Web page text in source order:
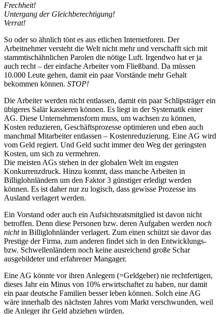
Frechheit!
Untergang der Gleichberechtigung!
Verrat!
So oder so ähnlich tönt es aus etlichen Internetforen. Der
Arbeitnehmer versteht die Welt nicht mehr und verschafft sich mit
stammtischähnlichen Parolen die nötige Luft. Irgendwo hat er ja
auch recht – der einfache Arbeiter vom Fließband. Da müssen
10.000 Leute gehen, damit ein paar Vorstände mehr Gehalt
bekommen können. STOP!
Die Arbeiter werden nicht entlassen, damit ein paar Schlipsträger ein
übigeres Salär kassieren können. Es liegt in der Systematik einer
AG. Diese Unternehmensform muss, um wachsen zu können,
Kosten reduzieren, Geschäftsprozesse optimieren und eben auch
manchmal Mitarbeiter entlassen – Kostenreduzierung. Eine AG wird
vom Geld regiert. Und Geld sucht immer den Weg der geringsten
Kosten, um sich zu vermehren.
Die meisten AGs stehen in der globalen Welt im engsten
Konkurrenzdruck. Hinzu kommt, dass manche Arbeiten in
Billiglohnländern um den Faktor 3 günstiger erledigt werden
können. Es ist daher nur zu logisch, dass gewisse Prozesse ins
Ausland verlagert werden.
Ein Vorstand oder auch ein Aufsichtsratsmitglied ist davon nicht
betroffen. Denn diese Personen bzw. deren Aufgaben werden noch
nichtin Billiglohnländer verlagert. Zum einen schützt sie davor das
Prestige der Firma, zum anderen findet sich in den Entwicklungs-
bzw. Schwellenländern noch keine ausreichend große Schar
ausgebildeter und erfahrener Mangager.
Eine AG könnte vor ihren Anlegern (=Geldgeber) nie rechtfertigen,
dieses Jahr ein Minus von 10% erwirtschaftet zu haben, nur damit
ein paar deutsche Familien besser leben können. Solch eine AG
wäre innerhalb des nächsten Jahres vom Markt verschwunden, weil
die Anleger ihr Geld abziehen würden.